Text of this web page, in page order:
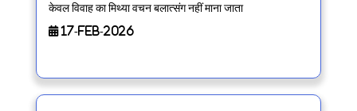
केवल विवाह का मिथ्या वचन बलात्संग नहीं माना जाता
17-Feb-2026